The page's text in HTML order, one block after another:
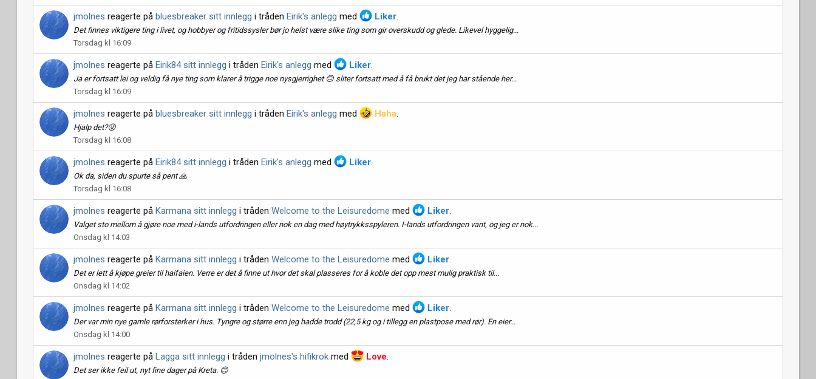
jmolnes reagerte på bluesbreaker sitt innlegg i tråden Eirik's anlegg med Liker.
Det finnes viktigere ting i livet, og hobbyer og fritidssysler bør jo helst være slike ting som gir overskudd og glede. Likevel hyggelig...
Torsdag kl 16:09
jmolnes reagerte på Eirik84 sitt innlegg i tråden Eirik's anlegg med Liker.
Ja er fortsatt lei og veldig få nye ting som klarer å trigge noe nysgjerrighet 🙃 sliter fortsatt med å få brukt det jeg har stående her...
Torsdag kl 16:09
jmolnes reagerte på bluesbreaker sitt innlegg i tråden Eirik's anlegg med Haha.
Hjalp det?😜
Torsdag kl 16:08
jmolnes reagerte på Eirik84 sitt innlegg i tråden Eirik's anlegg med Liker.
Ok da, siden du spurte så pent 🙏
Torsdag kl 16:08
jmolnes reagerte på Karmana sitt innlegg i tråden Welcome to the Leisuredome med Liker.
Valget sto mellom å gjøre noe med i-lands utfordringen eller nok en dag med høytrykksspyleren. I-lands utfordringen vant, og jeg er nok...
Onsdag kl 14:03
jmolnes reagerte på Karmana sitt innlegg i tråden Welcome to the Leisuredome med Liker.
Det er lett å kjøpe greier til haifaien. Verre er det å finne ut hvor det skal plasseres for å koble det opp mest mulig praktisk til...
Onsdag kl 14:02
jmolnes reagerte på Karmana sitt innlegg i tråden Welcome to the Leisuredome med Liker.
Der var min nye gamle rørforsterker i hus. Tyngre og større enn jeg hadde trodd (22,5 kg og i tillegg en plastpose med rør). En eier...
Onsdag kl 14:00
jmolnes reagerte på Lagga sitt innlegg i tråden jmolnes's hifikrok med Love.
Det ser ikke feil ut, nyt fine dager på Kreta. 😊